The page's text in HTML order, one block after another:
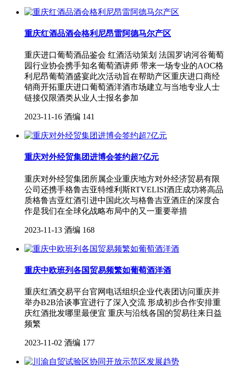
重庆红酒品酒会格利尼昂雷阿德马尔产区
重庆进口葡萄酒品鉴会 红酒活动策划 法国罗讷河谷葡萄
园行业协会携手知名葡萄酒讲师 带来一场专业的AOC格
利尼昂葡萄酒盛宴此次活动旨在帮助产区重庆进口商经
销商开拓重庆进口葡萄酒洋酒市场建立与当地专业人士
链接仅限酒类从业人士报名参加
2023-11-16 酒编 141
重庆对外经贸集团进博会签约超7亿元
重庆对外经贸集团所属企业重庆地方对外经济贸易有限
公司还携手格鲁吉亚特维利斯RTVELISI酒庄成功将高品
质格鲁吉亚红酒引进中国此次与格鲁吉亚酒庄的深度合
作是我们在全球化战略布局中的又一重要举措
2023-11-13 酒编 168
重庆中欧班列各国贸易频繁如葡萄酒洋酒
重庆红酒交易平台官网电话组织企业代表团访问重庆并
举办B2B洽谈事宜进行了深入交流 形成初步合作安排重
庆红酒批发哪里最便宜 重庆与沿线各国的贸易往来日益
频繁
2023-11-02 酒编 177